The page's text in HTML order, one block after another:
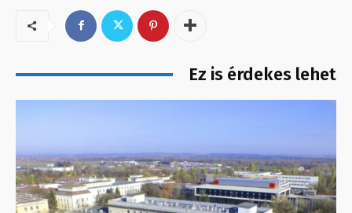
Ez is érdekes lehet